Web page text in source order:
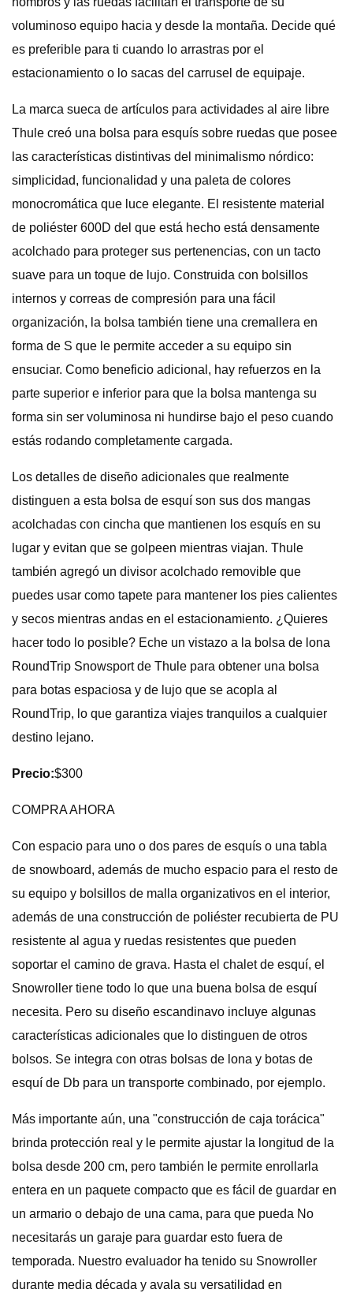
voluminoso equipo hacia y desde la montaña. Decide qué
es preferible para ti cuando lo arrastras por el
estacionamiento o lo sacas del carrusel de equipaje.
La marca sueca de artículos para actividades al aire libre
Thule creó una bolsa para esquís sobre ruedas que posee
las características distintivas del minimalismo nórdico:
simplicidad, funcionalidad y una paleta de colores
monocromática que luce elegante. El resistente material
de poliéster 600D del que está hecho está densamente
acolchado para proteger sus pertenencias, con un tacto
suave para un toque de lujo. Construida con bolsillos
internos y correas de compresión para una fácil
organización, la bolsa también tiene una cremallera en
forma de S que le permite acceder a su equipo sin
ensuciar. Como beneficio adicional, hay refuerzos en la
parte superior e inferior para que la bolsa mantenga su
forma sin ser voluminosa ni hundirse bajo el peso cuando
estás rodando completamente cargada.
Los detalles de diseño adicionales que realmente
distinguen a esta bolsa de esquí son sus dos mangas
acolchadas con cincha que mantienen los esquís en su
lugar y evitan que se golpeen mientras viajan. Thule
también agregó un divisor acolchado removible que
puedes usar como tapete para mantener los pies calientes
y secos mientras andas en el estacionamiento. ¿Quieres
hacer todo lo posible? Eche un vistazo a la bolsa de lona
RoundTrip Snowsport de Thule para obtener una bolsa
para botas espaciosa y de lujo que se acopla al
RoundTrip, lo que garantiza viajes tranquilos a cualquier
destino lejano.
Precio:$300
COMPRA AHORA
Con espacio para uno o dos pares de esquís o una tabla
de snowboard, además de mucho espacio para el resto de
su equipo y bolsillos de malla organizativos en el interior,
además de una construcción de poliéster recubierta de PU
resistente al agua y ruedas resistentes que pueden
soportar el camino de grava. Hasta el chalet de esquí, el
Snowroller tiene todo lo que una buena bolsa de esquí
necesita. Pero su diseño escandinavo incluye algunas
características adicionales que lo distinguen de otros
bolsos. Se integra con otras bolsas de lona y botas de
esquí de Db para un transporte combinado, por ejemplo.
Más importante aún, una "construcción de caja torácica"
brinda protección real y le permite ajustar la longitud de la
bolsa desde 200 cm, pero también le permite enrollarla
entera en un paquete compacto que es fácil de guardar en
un armario o debajo de una cama, para que pueda No
necesitarás un garaje para guardar esto fuera de
temporada. Nuestro evaluador ha tenido su Snowroller
durante media década y avala su versatilidad en